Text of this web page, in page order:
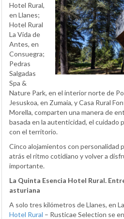
Hotel Rural,
en Llanes;
Hotel Rural
La Vida de
Antes, en
Consuegra;
Pedras
Salgadas
Spa &
Nature Park, en el interior norte de
Jesuskoa, en Zumaia, y Casa Rural
Morella, comparten una manera de
basada en la autenticidad, el cuidado
con el territorio.
Cinco alojamientos con personalidad
atrás el ritmo cotidiano y volver a
importante.
La Quinta Esencia Hotel Rural.
asturiana
A solo tres kilómetros de Llanes, en
Hotel Rural – Rusticae Selection se